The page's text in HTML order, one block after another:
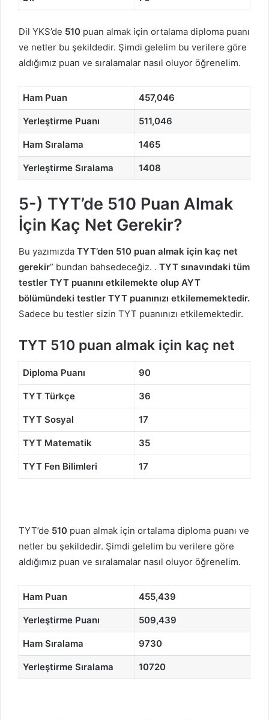
Dil YKS’de 510 puan almak için ortalama diploma puanı
ve netler bu şekildedir. Şimdi gelelim bu verilere göre
aldığımız puan ve sıralamalar nasıl oluyor öğrenelim.
Ham Puan 457,046
Yerleştirme Puanı 511,046
Ham Sıralama 1465
Yerleştirme Sıralama 1408
5-) TYT’de 510 Puan Almak
İçin Kaç Net Gerekir?
Bu yazımızda TYT’den 510 puan almak için kaç net
gerekir” bundan bahsedeceğiz. . TYT sınavındaki tüm
testler TYT puanını etkilemekte olup AYT
bölümündeki testler TYT puanınızı etkilememektedir.
Sadece bu testler sizin TYT puanınızı etkilemektedir.
TYT 510 puan almak için kaç net
Diploma Puanı 90
TYT Türkçe 36
TYT Sosyal 17
TYT Matematik 35
TYT Fen Bilimleri 17
TYT’de 510 puan almak için ortalama diploma puanı ve
netler bu şekildedir. Şimdi gelelim bu verilere göre
aldığımız puan ve sıralamalar nasıl oluyor öğrenelim.
Ham Puan 455,439
Yerleştirme Puanı 509,439
Ham Sıralama 9730
Yerleştirme Sıralama 10720